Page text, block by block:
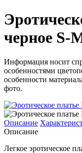
черное S-
Информация носит
особенностями
особенности
фото.
Описание
Описание
Легкое эротическое